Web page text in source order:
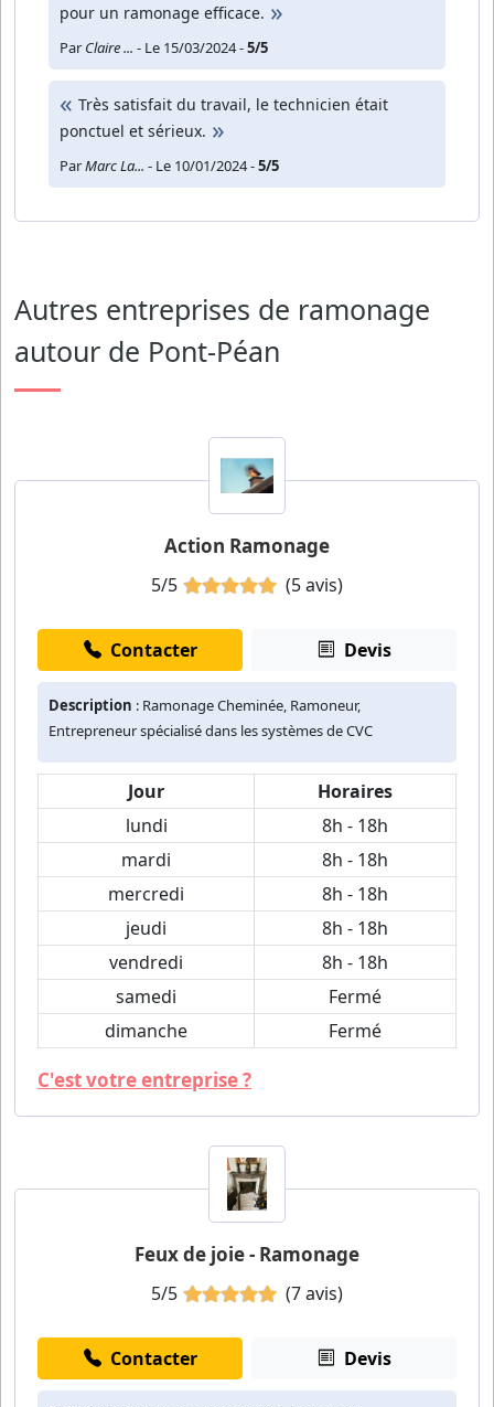
pour un ramonage efficace.
Par Claire ... - Le 15/03/2024 -5/5
Très satisfait du travail, le technicien était
ponctuel et sérieux.
ParMarc La... - Le 10/01/2024 -5/5
Autres entreprises de ramonage
autour de Pont-Péan
Action Ramonage
5/5 (5 avis)
Contacter Devis
Description : Ramonage Cheminée, Ramoneur,
Entrepreneur spécialisé dans les systèmes de CVC
Jour
Horaires
lundi
8h - 18h
mardi
8h - 18h
mercredi
8h - 18h
jeudi
8h - 18h
vendredi
8h - 18h
samedi
Fermé
dimanche
Fermé
C'est votre entreprise ?
Feux de joie - Ramonage
5/5 (7 avis)
Contacter Devis